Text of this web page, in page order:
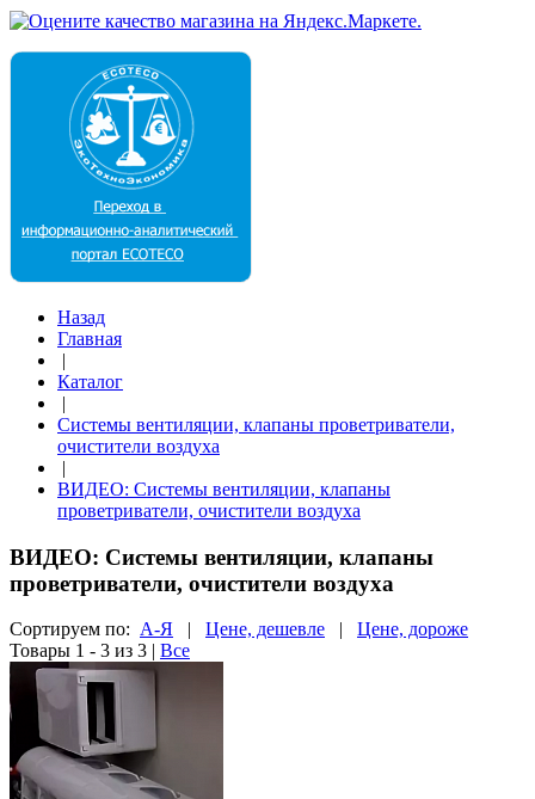
Назад
Главная
|
Каталог
|
Системы вентиляции, клапаны проветриватели,
очистители воздуха
|
ВИДЕО: Системы вентиляции, клапаны
проветриватели, очистители воздуха
ВИДЕО: Системы вентиляции, клапаны
проветриватели, очистители воздуха
Сортируем по: А-Я | Цене, дешевле | Цене, дороже
Товары 1 - 3 из 3 | Все